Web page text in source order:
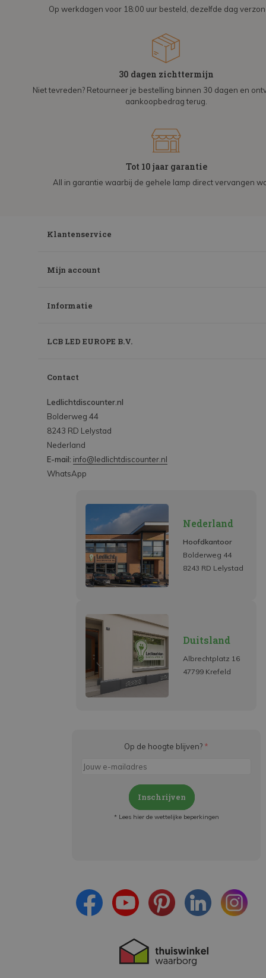
Op werkdagen voor 18:00 uur besteld, dezelfde dag
30 dagen zichttermijn
Niet tevreden? Retourneer je bestelling binnen 30 dagen en
aankoopbedrag terug.
Tot 10 jaar garantie
All in garantie waarbij de gehele lamp direct vervangen
Klantenservice
Mijn account
Informatie
LCB LED EUROPE B.V.
Contact
Ledlichtdiscounter.nl
Bolderweg 44
8243 RD Lelystad
Nederland
E-mail: info@ledlichtdiscounter.nl
WhatsApp
Nederland
Hoofdkantoor
Bolderweg 44
8243 RD Lelystad
Duitsland
Albrechtplatz 16
47799 Krefeld
Op de hoogte blijven? *
Inschrijven
* Lees hier de wettelijke beperkingen